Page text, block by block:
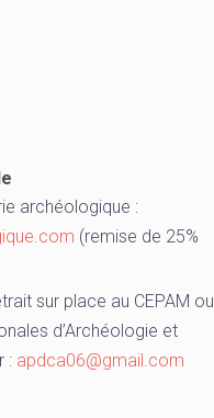
archéologique :
(remise de 25%
sur place au CEPAM ou
d’Archéologie et
: apdca06@gmail.com